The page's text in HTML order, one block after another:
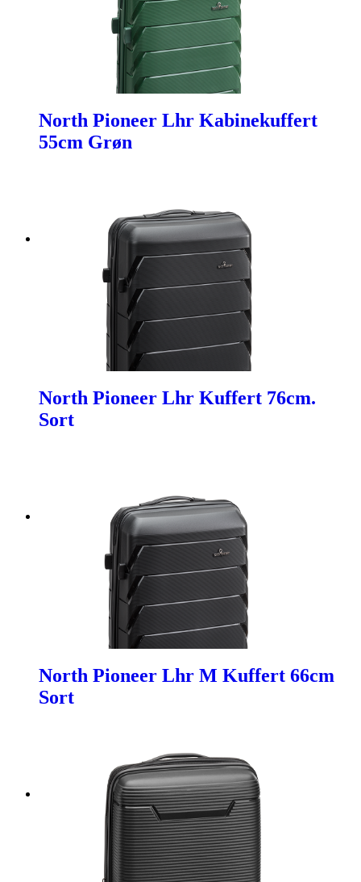
North Pioneer Lhr Kabinekuffert
55cm Grøn
North Pioneer Lhr Kuffert 76cm.
Sort
North Pioneer Lhr M Kuffert 66cm
Sort